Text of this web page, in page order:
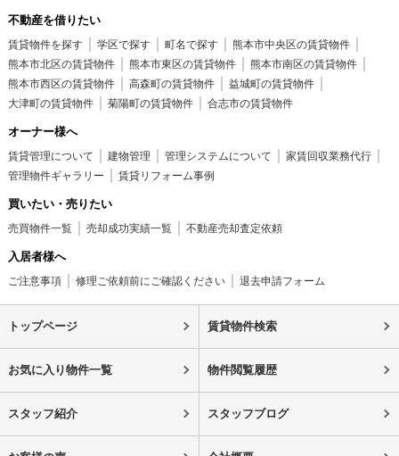
不動産を借りたい
賃貸物件を探す 学区で探す 町名で探す
熊本市中央区の賃貸物件
熊本市北区の賃貸物件
熊本市東区の賃貸物件
熊本市南区の賃貸物件
熊本市西区の賃貸物件
高森町の賃貸物件
益城町の賃貸物件
大津町の賃貸物件
菊陽町の賃貸物件 合志市の賃貸物件
オーナー様へ
賃貸管理について 建物管理 管理システムについて
家賃回収業務代行
管理物件ギャラリー
賃貸リフォーム事例
買いたい・売りたい
売買物件一覧 売却成功実績一覧 不動産売却査定依頼
入居者様へ
ご注意事項 修理ご依頼前にご確認ください 退去申請フォーム
トップページ 賃貸物件検索
お気に入り物件一覧 物件閲覧履歴
スタッフ紹介 スタッフブログ